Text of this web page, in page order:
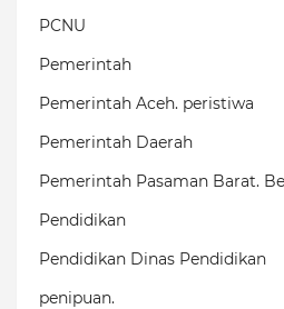
PCNU
Pemerintah
Pemerintah Aceh. peristiwa
Pemerintah Daerah
Pemerintah Pasaman Barat.
Pendidikan
Pendidikan Dinas Pendidikan
penipuan.